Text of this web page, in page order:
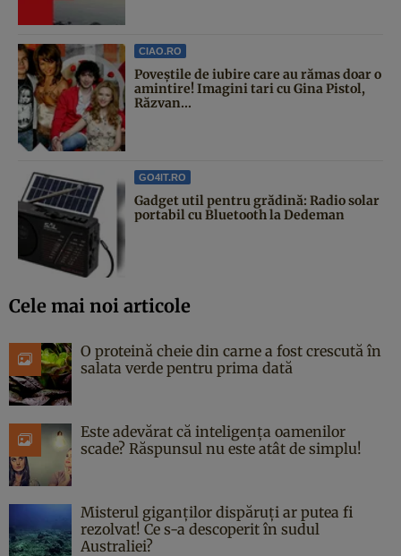
CIAO.RO
Poveştile de iubire care au rămas doar o
amintire! Imagini tari cu Gina Pistol,
Răzvan...
GO4IT.RO
Gadget util pentru grădină: Radio solar
portabil cu Bluetooth la Dedeman
Cele mai noi articole
O proteină cheie din carne a fost crescută în
salata verde pentru prima dată
Este adevărat că inteligența oamenilor
scade? Răspunsul nu este atât de simplu!
Misterul giganților dispăruți ar putea fi
rezolvat! Ce s-a descoperit în sudul
Australiei?